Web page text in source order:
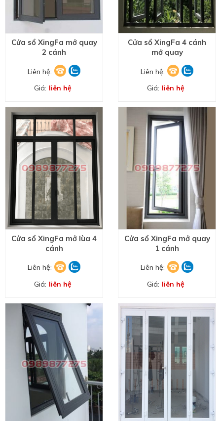
Cửa sổ XingFa mở quay
2 cánh
Liên hệ:
Giá: liên hệ
Cửa sổ XingFa 4 cánh
mở quay
Liên hệ:
Giá: liên hệ
Cửa sổ XingFa mở lùa 4
cánh
Liên hệ:
Giá: liên hệ
Cửa sổ XingFa mở quay
1 cánh
Liên hệ:
Giá: liên hệ